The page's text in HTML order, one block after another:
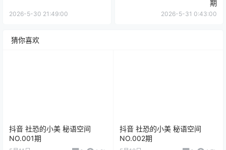
2026-5-30 21:49:00
期
2026-5-31 0:43:00
猜你喜欢
抖音 社恐的小美 秘语空间
NO.001期
抖音 社恐的小美 秘语空间
NO.002期